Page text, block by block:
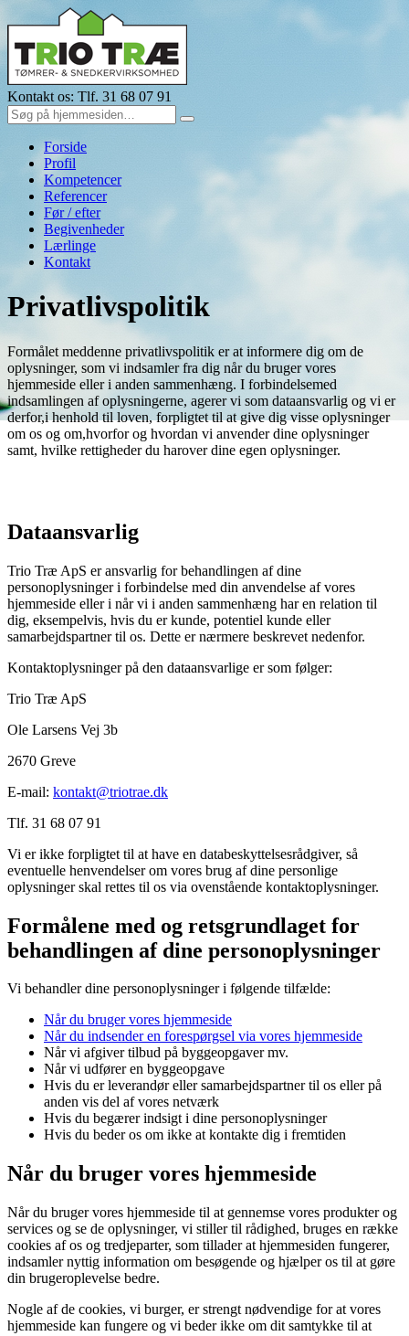
Kontakt os: Tlf. 31 68 07 91
Forside
Profil
Kompetencer
Referencer
Før / efter
Begivenheder
Lærlinge
Kontakt
Privatlivspolitik
Formålet meddenne privatlivspolitik er at informere dig om de
oplysninger, som vi indsamler fra dig når du bruger vores
hjemmeside eller i anden sammenhæng. I forbindelsemed
indsamlingen af oplysningerne, agerer vi som dataansvarlig og vi er
derfor,i henhold til loven, forpligtet til at give dig visse oplysninger
om os og om,hvorfor og hvordan vi anvender dine oplysninger
samt, hvilke rettigheder du harover dine egen oplysninger.
Dataansvarlig
Trio Træ ApS er ansvarlig for behandlingen af dine
personoplysninger i forbindelse med din anvendelse af vores
hjemmeside eller i når vi i anden sammenhæng har en relation til
dig, eksempelvis, hvis du er kunde, potentiel kunde eller
samarbejdspartner til os. Dette er nærmere beskrevet nedenfor.
Kontaktoplysninger på den dataansvarlige er som følger:
Trio Træ ApS
Ole Larsens Vej 3b
2670 Greve
E-mail: kontakt@triotrae.dk
Tlf. 31 68 07 91
Vi er ikke forpligtet til at have en databeskyttelsesrådgiver, så
eventuelle henvendelser om vores brug af dine personlige
oplysninger skal rettes til os via ovenstående kontaktoplysninger.
Formålene med og retsgrundlaget for
behandlingen af dine personoplysninger
Vi behandler dine personoplysninger i følgende tilfælde:
Når du bruger vores hjemmeside
Når du indsender en forespørgsel via vores hjemmeside
Når vi afgiver tilbud på byggeopgaver mv.
Når vi udfører en byggeopgave
Hvis du er leverandør eller samarbejdspartner til os eller på
anden vis del af vores netværk
Hvis du begærer indsigt i dine personoplysninger
Hvis du beder os om ikke at kontakte dig i fremtiden
Når du bruger vores hjemmeside
Når du bruger vores hjemmeside til at gennemse vores produkter og
services og se de oplysninger, vi stiller til rådighed, bruges en række
cookies af os og tredjeparter, som tillader at hjemmesiden fungerer,
indsamler nyttig information om besøgende og hjælper os til at gøre
din brugeroplevelse bedre.
Nogle af de cookies, vi burger, er strengt nødvendige for at vores
hjemmeside kan fungere og vi beder ikke om dit samtykke til at